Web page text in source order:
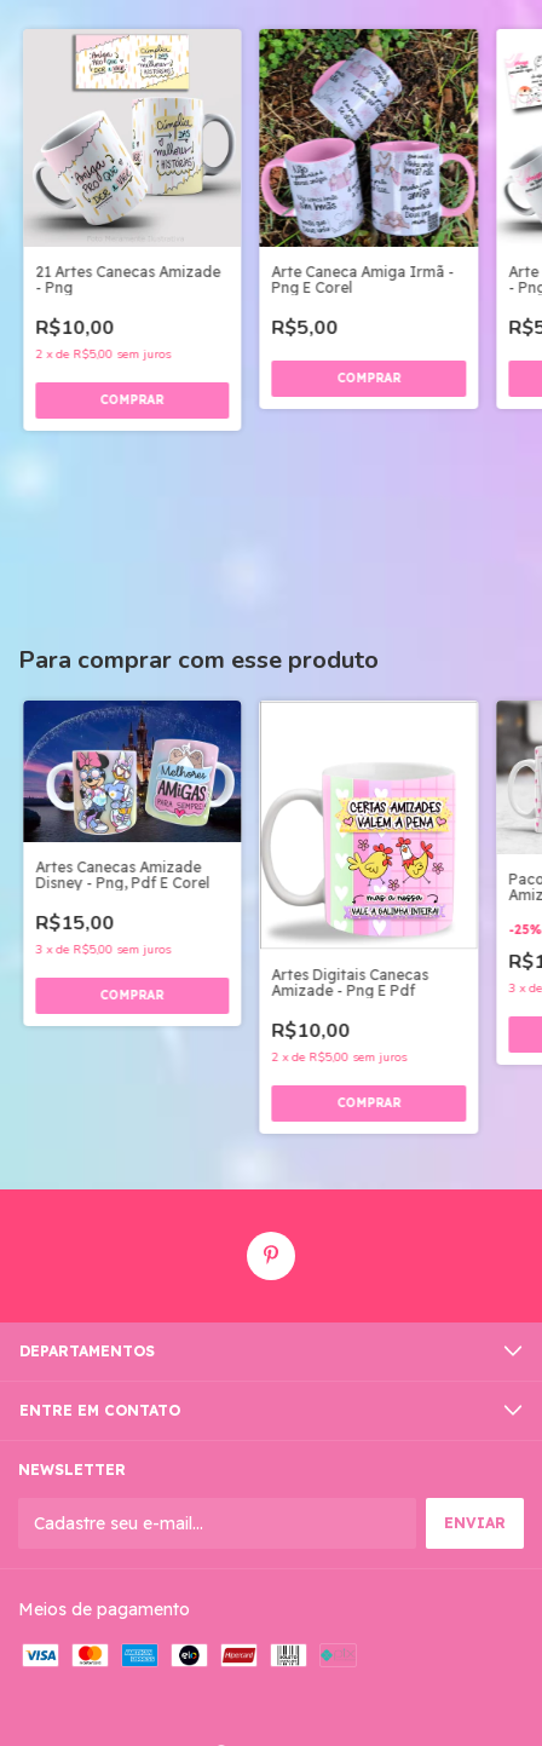
21 Artes Canecas Amizade
- Png
R$10,00
2 xde R$5,00 sem juros
Arte Caneca Amiga Irmã -
Png E Corel
R$5,00
Arte
-
Para comprar com esse produto
Artes Canecas Amizade
Disney - Png, Pdf E Corel
R$15,00
3 xde R$5,00 sem juros
Artes Digitais Canecas
Amizade - Png E Pdf
R$10,00
2 xde R$5,00 sem juros
-25
3 x
DEPARTAMENTOS
ENTRE EM CONTATO
NEWSLETTER
Meios de pagamento